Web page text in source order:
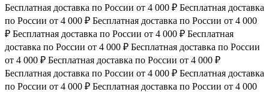
Бесплатная доставка по России от 4 000 ₽ Бесплатная доставка
по России от 4 000 ₽ Бесплатная доставка по России от 4 000
₽ Бесплатная доставка по России от 4 000 ₽ Бесплатная
доставка по России от 4 000 ₽ Бесплатная доставка по России
от 4 000 ₽ Бесплатная доставка по России от 4 000 ₽
Бесплатная доставка по России от 4 000 ₽ Бесплатная доставка
по России от 4 000 ₽ Бесплатная доставка по России от 4 000